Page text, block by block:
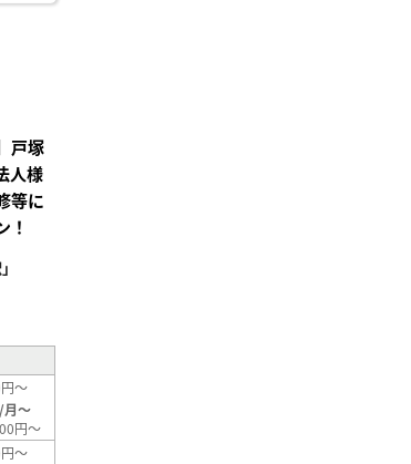
戸塚
人様
等に
！
～
月～
円～
～